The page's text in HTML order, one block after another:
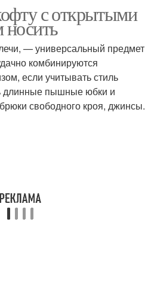
с открытыми
— универсальный предмет
комбинируются
если учитывать стиль
длинные пышные юбки и
свободного кроя, джинсы.